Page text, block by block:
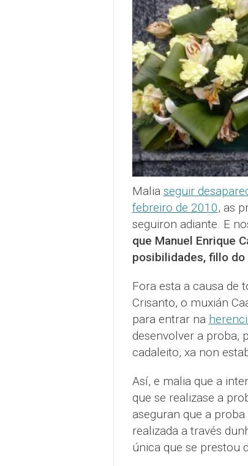
Malia seguir
febreiro de 2010, as
seguiron adiante. E
que Manuel Enrique
posibilidades, fillo
Fora esta a causa de
Crisanto, o muxián
para entrar na
desenvolver a proba,
cadaleito, xa non
Así, e malia que a
que se realizase a
aseguran que a
realizada a través
única que se prestou